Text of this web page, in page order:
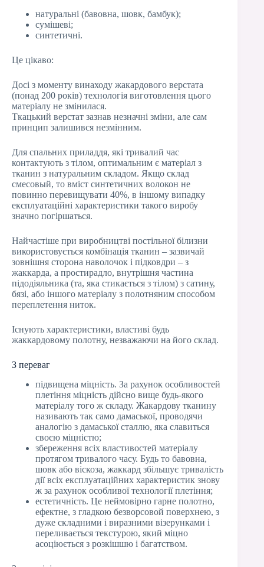
натуральні (бавовна, шовк, бамбук);
сумішеві;
синтетичні.
Це цікаво:
Досі з моменту винаходу жакардового верстата
(понад 200 років) технологія виготовлення цього
матеріалу не змінилася.
Ткацький верстат зазнав незначні зміни, але сам
принцип залишився незмінним.
Для спальних приладдя, які тривалий час
контактують з тілом, оптимальним є матеріал з
тканин з натуральним складом. Якщо склад
смесовый, то вміст синтетичних волокон не
повинно перевищувати 40%, в іншому випадку
експлуатаційні характеристики такого виробу
значно погіршаться.
Найчастіше при виробництві постільної білизни
використовується комбінація тканин – зазвичай
зовнішня сторона наволочок і підковдри – з
жаккарда, а простирадло, внутрішня частина
підодіяльника (та, яка стикається з тілом) з сатину,
бязі, або іншого матеріалу з полотняним способом
переплетення ниток.
Існують характеристики, властиві будь
жаккардовому полотну, незважаючи на його склад.
З переваг
підвищена міцність. За рахунок особливостей
плетіння міцність дійсно вище будь-якого
матеріалу того ж складу. Жакардову тканину
називають так само дамаської, проводячи
аналогію з дамаської сталлю, яка славиться
своєю міцністю;
збереження всіх властивостей матеріалу
протягом тривалого часу. Будь то бавовна,
шовк або віскоза, жаккард збільшує тривалість
дії всіх експлуатаційних характеристик знову
ж за рахунок особливої технології плетіння;
естетичність. Це неймовірно гарне полотно,
ефектне, з гладкою безворсовой поверхнею, з
дуже складними і виразними візерунками і
переливається текстурою, який міцно
асоціюється з розкішшю і багатством.